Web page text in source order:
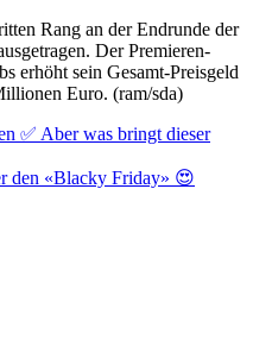
Rang an der Endrunde der
Der Premieren-
erhöht sein Gesamt-Preisgeld
Euro. (ram/sda)
✅ Aber was bringt dieser
den «Blacky Friday» 😍